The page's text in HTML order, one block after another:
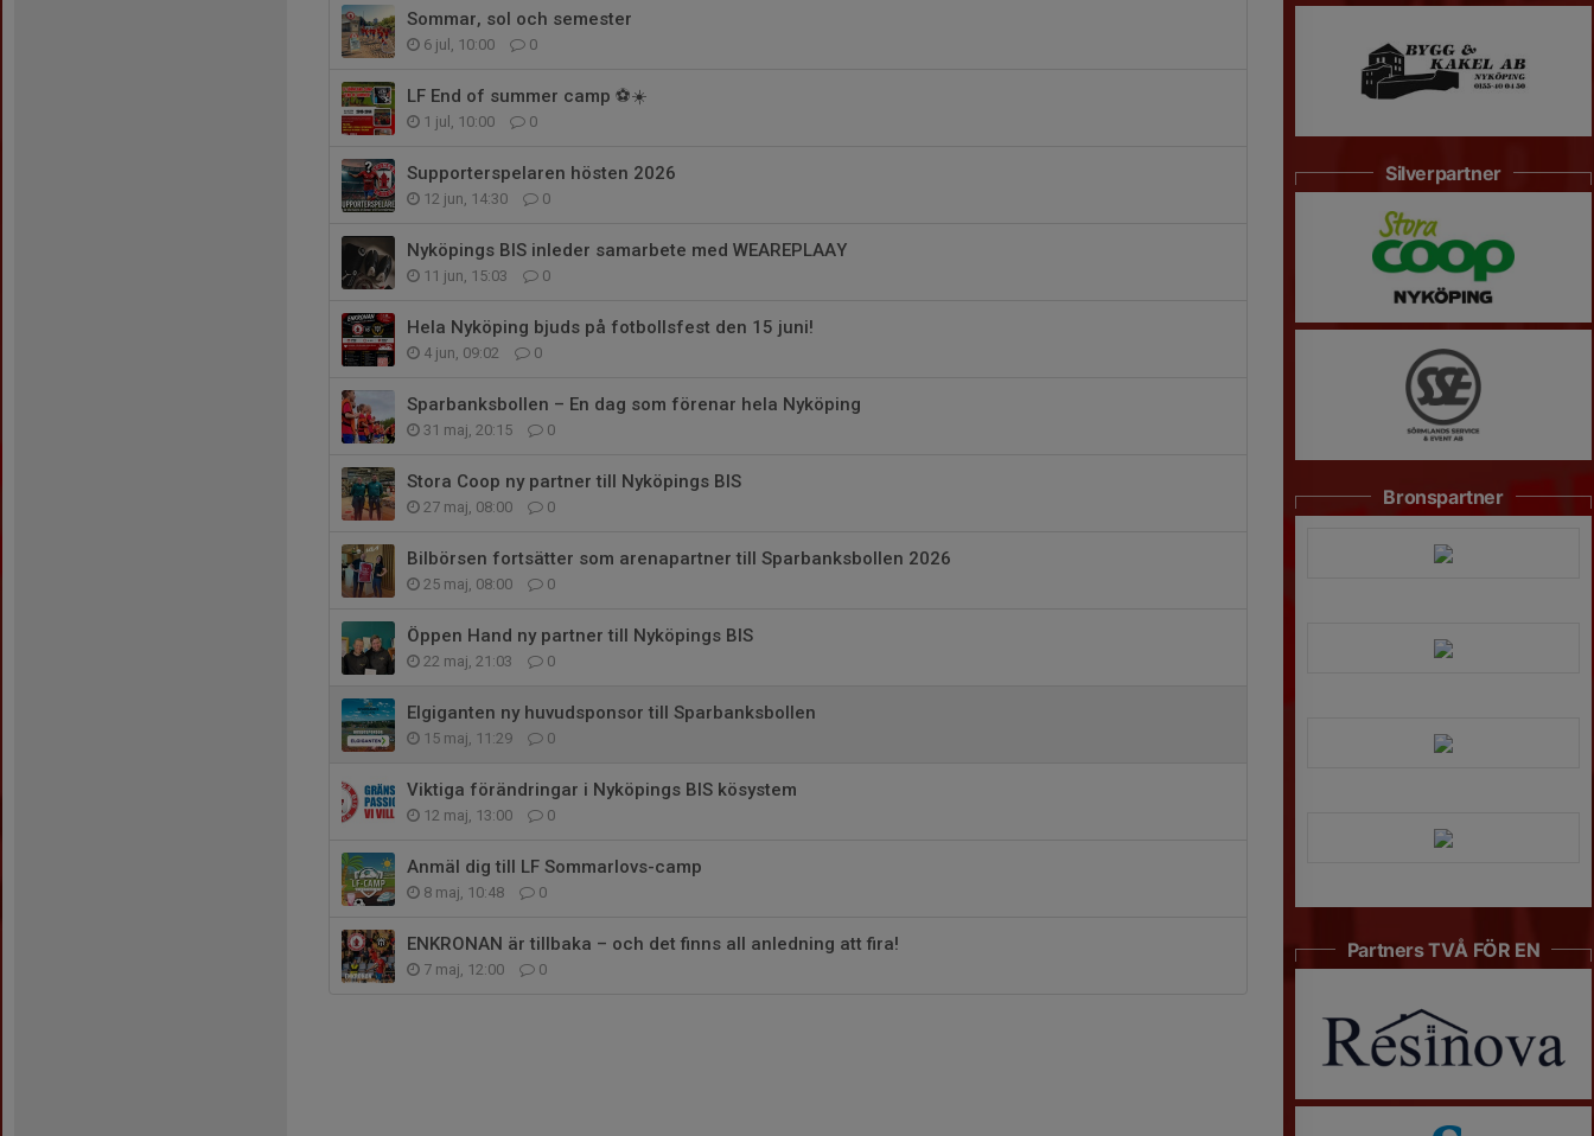
Sommar, sol och semester
6 jul, 10:00 0
LF End of summer camp ⚽☀️
1 jul, 10:00 0
Supporterspelaren hösten 2026
12 jun, 14:30 0
Nyköpings BIS inleder samarbete med WEAREPLAAY
11 jun, 15:03 0
Hela Nyköping bjuds på fotbollsfest den 15 juni!
4 jun, 09:02 0
Sparbanksbollen – En dag som förenar hela Nyköping
31 maj, 20:15 0
Stora Coop ny partner till Nyköpings BIS
27 maj, 08:00 0
Bilbörsen fortsätter som arenapartner till Sparbanksbollen 2026
25 maj, 08:00 0
Öppen Hand ny partner till Nyköpings BIS
22 maj, 21:03 0
Elgiganten ny huvudsponsor till Sparbanksbollen
15 maj, 11:29 0
Viktiga förändringar i Nyköpings BIS kösystem
12 maj, 13:00 0
Anmäl dig till LF Sommarlovs-camp
8 maj, 10:48 0
ENKRONAN är tillbaka – och det finns all anledning att fira!
7 maj, 12:00 0
Silverpartner
Bronspartner
Partners TVÅ FÖR EN